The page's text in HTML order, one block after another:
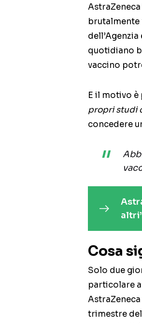
quotidiano
vaccino
E il motivo è
propri studi
concedere
Cosa
Solo due
particolare
trimestre